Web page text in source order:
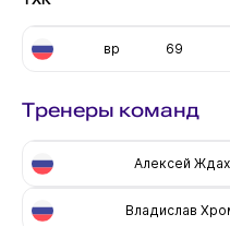
вр 69
Тренеры команд
Алексей
Владислав